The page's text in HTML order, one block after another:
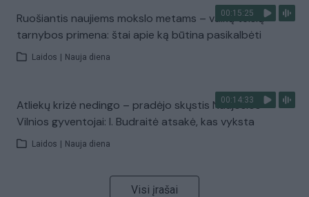
00:15:25
Ruošiantis naujiems mokslo metams – vaikų teisių
tarnybos primena: štai apie ką būtina pasikalbėti
Laidos Nauja diena
00:14:33
Atliekų krizė nedingo – pradėjo skųstis Naujosios
Vilnios gyventojai: I. Budraitė atsakė, kas vyksta
Laidos Nauja diena
Visi įrašai